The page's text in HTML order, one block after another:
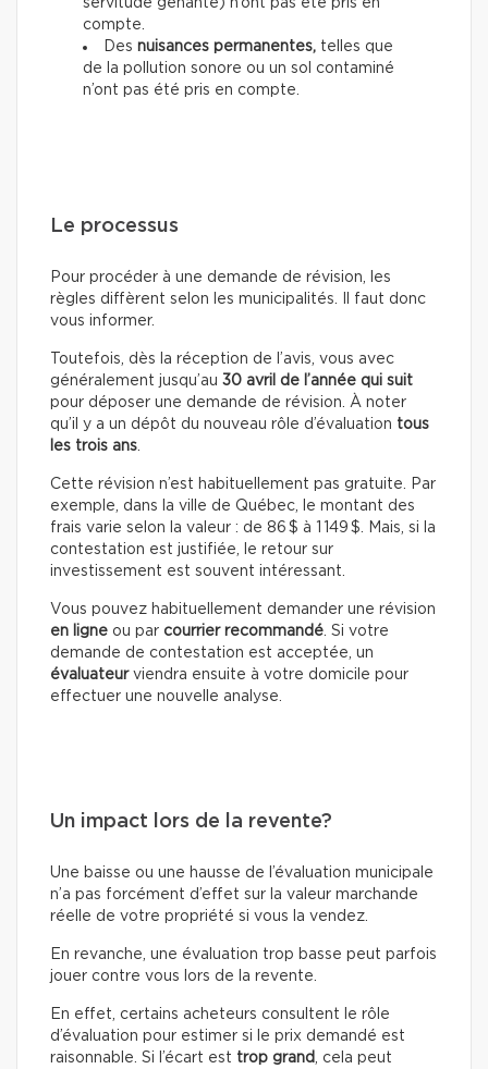
servitude gênante) n’ont pas été pris en
compte.
Des nuisances permanentes, telles que
de la pollution sonore ou un sol contaminé
n’ont pas été pris en compte.
Le processus
Pour procéder à une demande de révision, les
règles diffèrent selon les municipalités. Il faut donc
vous informer.
Toutefois, dès la réception de l’avis, vous avec
généralement jusqu’au 30 avril de l’année qui suit
pour déposer une demande de révision. À noter
qu’il y a un dépôt du nouveau rôle d’évaluation tous
les trois ans.
Cette révision n’est habituellement pas gratuite. Par
exemple, dans la ville de Québec, le montant des
frais varie selon la valeur : de 86 $ à 1 149 $. Mais, si la
contestation est justifiée, le retour sur
investissement est souvent intéressant.
Vous pouvez habituellement demander une révision
en ligne ou par courrier recommandé. Si votre
demande de contestation est acceptée, un
évaluateurviendra ensuite à votre domicile pour
effectuer une nouvelle analyse.
Un impact lors de la revente?
Une baisse ou une hausse de l’évaluation municipale
n’a pas forcément d’effet sur la valeur marchande
réelle de votre propriété si vous la vendez.
En revanche, une évaluation trop basse peut parfois
jouer contre vous lors de la revente.
En effet, certains acheteurs consultent le rôle
d’évaluation pour estimer si le prix demandé est
raisonnable. Si l’écart est trop grand, cela peut